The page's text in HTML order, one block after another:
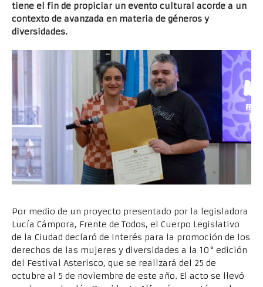
tiene el fin de propiciar un evento cultural acorde a un
contexto de avanzada en materia de géneros y
diversidades.
Por medio de un proyecto presentado por la legisladora
Lucía Cámpora, Frente de Todos, el Cuerpo Legislativo
de la Ciudad declaró de Interés para la promoción de los
derechos de las mujeres y diversidades a la 10° edición
del Festival Asterisco, que se realizará del 25 de
octubre al 5 de noviembre de este año. El acto se llevó